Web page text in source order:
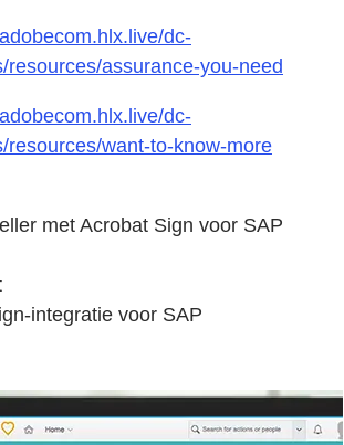
dc-
resources/assurance-you-need
dc-
resources/want-to-know-more
met Acrobat Sign voor SAP
integratie voor SAP